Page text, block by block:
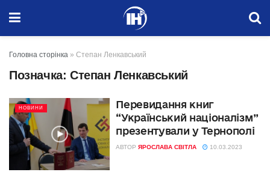
Головна сторінка » Степан Ленкавський
Позначка: Степан Ленкавський
НОВИНИ
Перевидання книг
“Український націоналізм”
презентували у Тернополі
АВТОР ЯРОСЛАВА СВІТЛА 10.03.2023